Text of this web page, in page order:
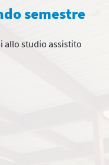
semestre
allo studio assistito